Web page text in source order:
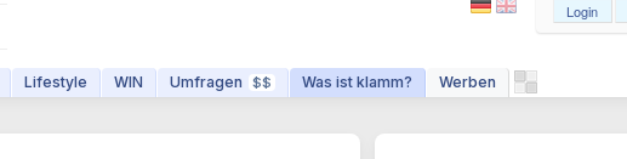
Lifestyle WIN Umfragen $$ Was ist klamm? Werben
Login